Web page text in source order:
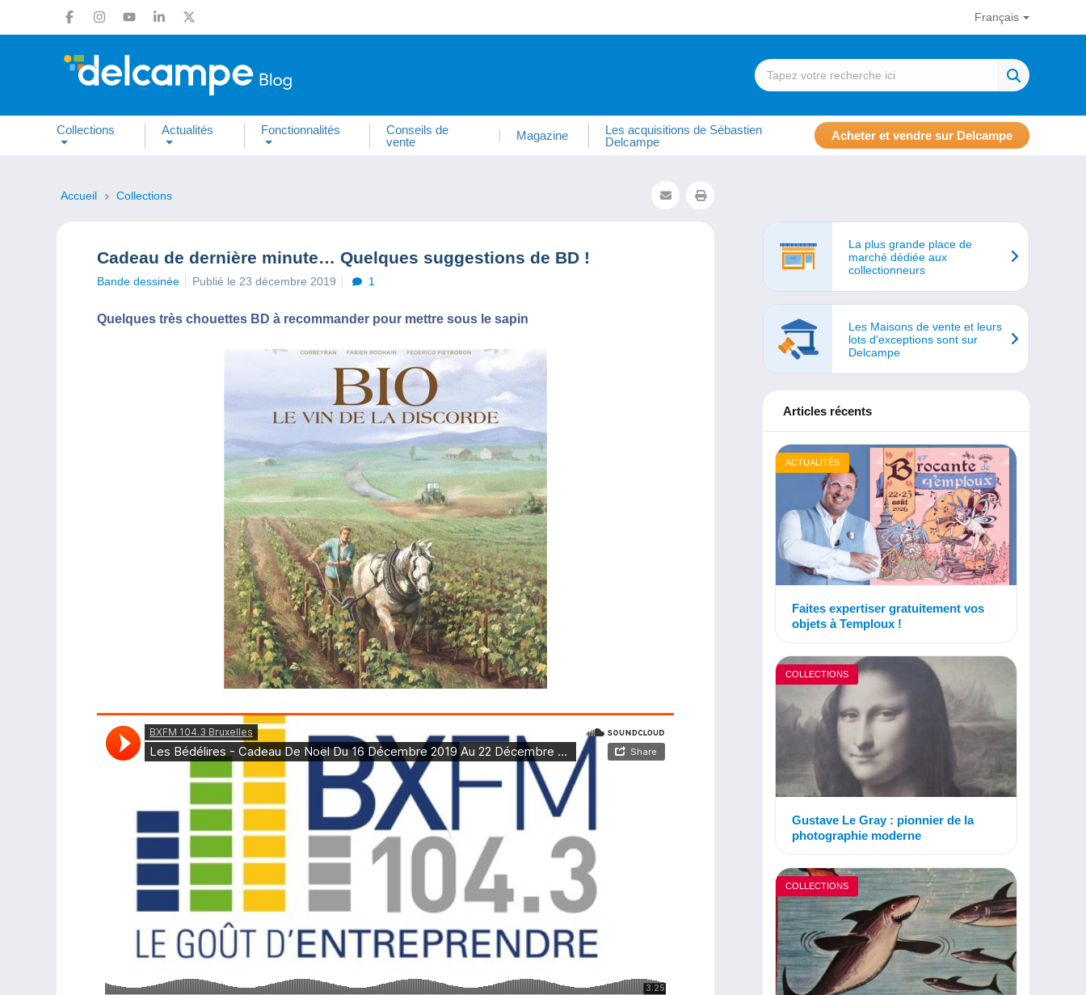
Français
Collections Actualités Fonctionnalités
Conseils de
vente
Magazine
Les acquisitions de Sébastien
Delcampe
Acheter et vendre sur Delcampe
Accueil Collections
Cadeau de dernière minute… Quelques suggestions de BD !
Bande dessinée Publié le 23 décembre 2019 1
Quelques très chouettes BD à recommander pour mettre sous le sapin
La plus grande place de
marché dédiée aux
collectionneurs
Les Maisons de vente et leurs
lots d'exceptions sont sur
Delcampe
Articles récents
ACTUALITÉS
Faites expertiser gratuitement vos
objets à Temploux !
COLLECTIONS
Gustave Le Gray : pionnier de la
photographie moderne
COLLECTIONS